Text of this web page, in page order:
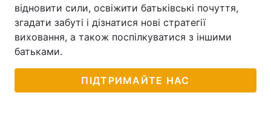
Тема оформлення
відновити сили, освіжити батьківські почуття,
згадати забуті і дізнатися нові стратегії
виховання, а також поспілкуватися з іншими
батьками.
ПІДТРИМАЙТЕ НАС